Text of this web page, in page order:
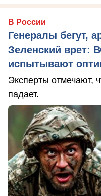
В России
Генералы бегут,
Зеленский врет:
испытывают
Эксперты отмечают,
падает.